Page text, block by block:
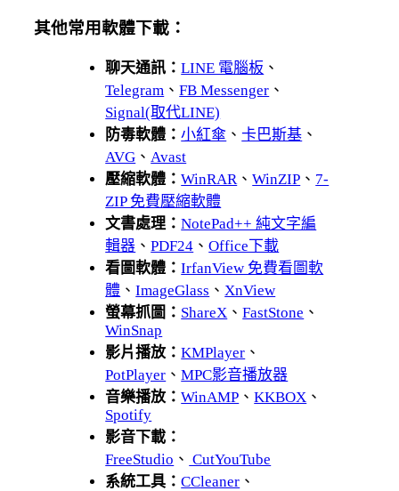
其他常用軟體下載：
聊天通訊：LINE 電腦板 、
Telegram 、FB Messenger 、
Signal(取代LINE)
防毒軟體：小紅傘 、卡巴斯基 、
AVG 、 Avast
壓縮軟體：WinRAR 、WinZIP 、 7-
ZIP 免費壓縮軟體
文書處理：NotePad++ 純文字編
輯器 、PDF24 、Office下載
看圖軟體：IrfanView 免費看圖軟
體 、ImageGlass 、 XnView
螢幕抓圖： ShareX 、FastStone 、
WinSnap
影片播放：KMPlayer 、
PotPlayer 、MPC影音播放器
音樂播放：WinAMP 、KKBOX 、
Spotify
影音下載：
FreeStudio 、 CutYouTube
系統工具：CCleaner 、